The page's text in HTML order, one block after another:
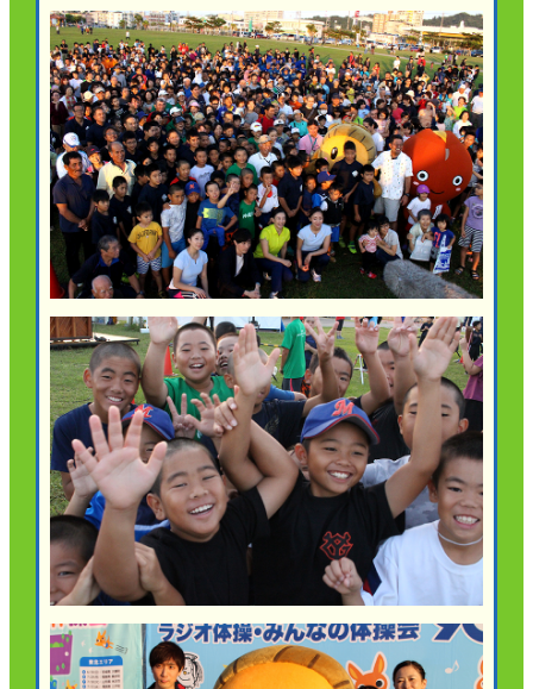
マイページでできること
新規登録
ログイン
ご契約内容の確認
お客さまに関する情報等の確認の取り組み
各種サービス・お知らせ
かんぽプラチナライフサービス
ご契約のしおり・約款（Web約款）
保険用語集
お見積りシミュレーション
資料請求
保険の探し方のポイント
保険かんたん診断
これからのライフイベントでかかる費用とは？
ご契約手続きの流れ
保険料のお払込方法
保険用語集
お問い合わせ
法人向け資料請求
お問い合わせ先
保険
医療
お金
子育て
ライフプラン
健康情報
かんぽアプリ～かんぽの健康と安心を手のひらに～
すこやか健康ラボ
ご挨拶
経営理念・経営戦略
会社概要
財務情報
株主・投資家のみなさまへ
日本郵政グループとしての取り組み
採用情報
CM・オウンドメディア／ソーシャルメディア
かんぽブランド
かんぽ生命のサステナビリティ
サステナビリティ
株主・投資家のみなさまへ
採用情報
English